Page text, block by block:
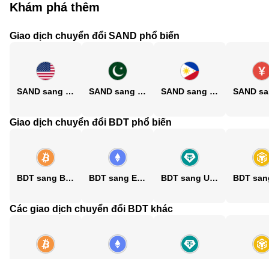
Khám phá thêm
Giao dịch chuyển đổi SAND phổ biến
SAND sang USD SAND sang PKR SAND sang PHP
Giao dịch chuyển đổi BDT phổ biến
BDT sang BTC BDT sang ETH BDT sang USDT
Các giao dịch chuyển đổi BDT khác